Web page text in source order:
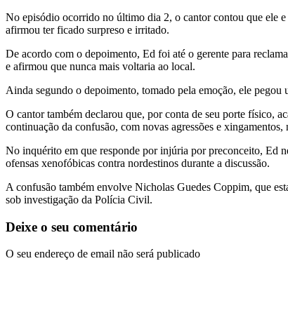
No episódio ocorrido no último dia 2, o cantor contou que ele e
afirmou ter ficado surpreso e irritado.
De acordo com o depoimento, Ed foi até o gerente para
e afirmou que nunca mais voltaria ao local.
Ainda segundo o depoimento, tomado pela emoção, ele
O cantor também declarou que, por conta de seu porte físico,
continuação da confusão, com novas agressões e xingamentos,
No inquérito em que responde por injúria por preconceito, Ed
ofensas xenofóbicas contra nordestinos durante a discussão.
A confusão também envolve Nicholas Guedes Coppim, que
sob investigação da Polícia Civil.
Deixe o seu comentário
O seu endereço de email não será publicado